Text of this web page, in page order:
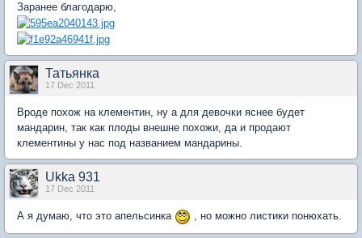
Заранее благодарю,
Татьянка
17 Dec 2011
Вроде похож на клементин, ну а для девочки яснее будет
мандарин, так как плоды внешне похожи, да и продают
клементины у нас под названием мандарины.
Ukka 931
17 Dec 2011
А я думаю, что это апельсинка , но можно листики понюхать.